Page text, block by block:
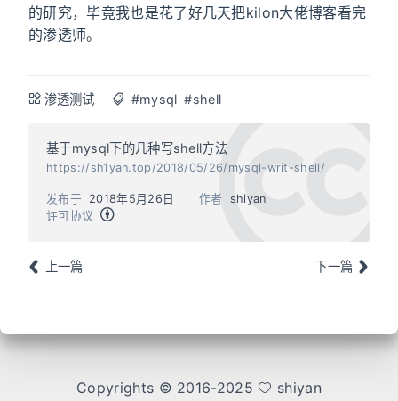
的研究，毕竟我也是花了好几天把kilon大佬博客看完
的渗透师。
渗透测试 #mysql #shell
基于mysql下的几种写shell方法
https://sh1yan.top/2018/05/26/mysql-writ-shell/
作者 shiyan
发布于
2018年5月26日
许可协议
上一篇 下一篇
Copyrights © 2016-2025 shiyan